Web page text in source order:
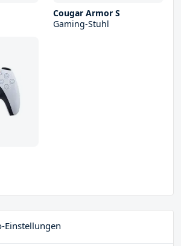
Cougar Armor S
Gaming-Stuhl
Einstellungen